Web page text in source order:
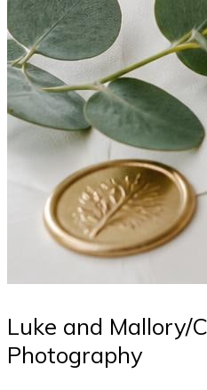
Luke and Mallory/
Photography